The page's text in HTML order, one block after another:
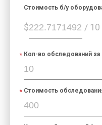
$ / 10
Cтоимость б/у
Кол-во обследований за
Стоимость